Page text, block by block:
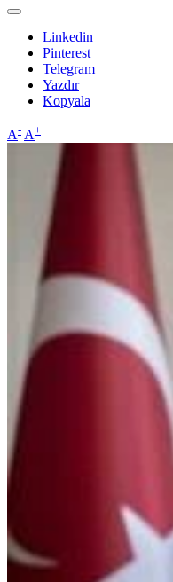
Linkedin
Pinterest
Telegram
Yazdır
Kopyala
A- A+